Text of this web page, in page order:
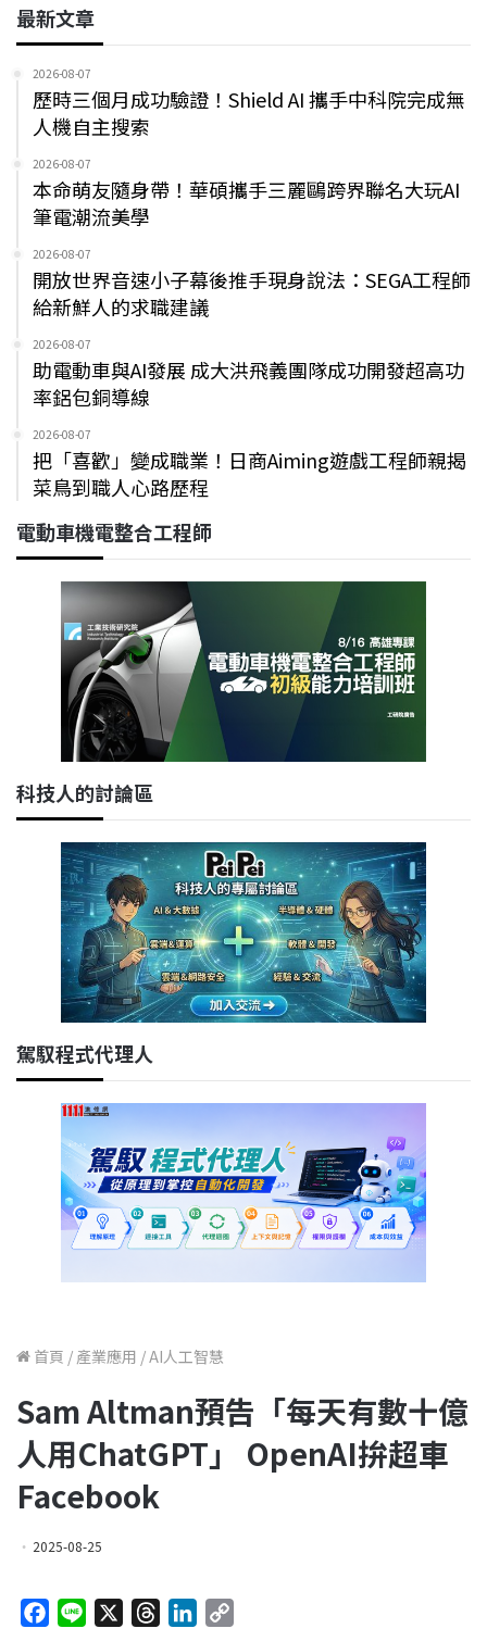
最新文章
2026-08-07
歷時三個月成功驗證！Shield AI 攜手中科院完成無
人機自主搜索
2026-08-07
本命萌友隨身帶！華碩攜手三麗鷗跨界聯名大玩AI
筆電潮流美學
2026-08-07
開放世界音速小子幕後推手現身說法：SEGA工程師
給新鮮人的求職建議
2026-08-07
助電動車與AI發展 成大洪飛義團隊成功開發超高功
率鋁包銅導線
2026-08-07
把「喜歡」變成職業！日商Aiming遊戲工程師親揭
菜鳥到職人心路歷程
電動車機電整合工程師
科技人的討論區
駕馭程式代理人